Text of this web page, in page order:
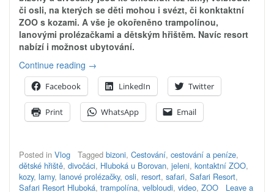
či osli, na kterých se děti mohou i svézt, či konktaktní
ZOO s kozami. A vše je okořeněno trampolínou,
lanovými prolézačkami a dětským hřištěm. Navíc resort
nabízí i možnost ubytování.
Continue reading „Safari
Resort
Hluboká:
Jeleni,
bizoni
a
→
Facebook LinkedIn Twitter
Print WhatsApp Email
Posted in Vlog Tagged bizoni, Cestování, cestování a peníze,
dětské hřiště, divočáci, Hluboká u Borovan, jeleni, kontaktní ZOO,
kozy, lamy, lanové prolézačky, osli, resort, safari, Safari Resort,
Safari Resort Hluboká, trampolína, velbloudi, video, ZOO Leave a